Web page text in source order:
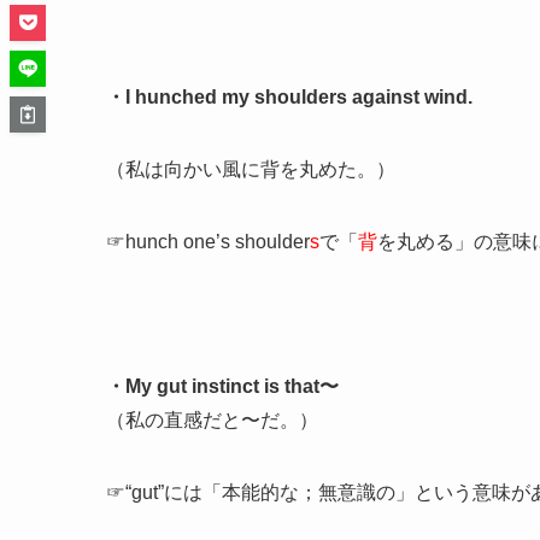
・I hunched my shoulders against wind.
（私は向かい風に背を丸めた。）
☞hunch one’s shouldersで「 背を丸める」の意味
・My gut instinct is that〜
（私の直感だと〜だ。）
☞“gut”には「本能的な；無意識の」という意味が